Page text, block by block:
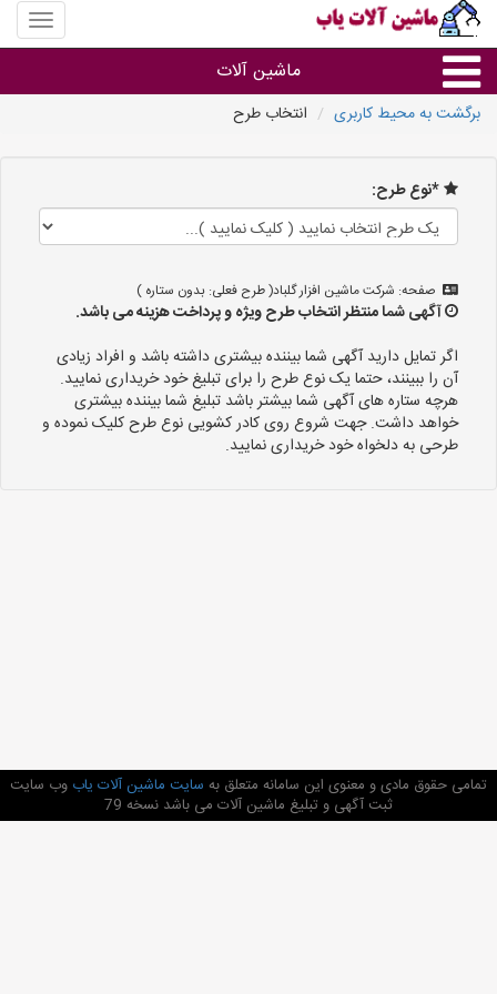
منوی
سایت
آلات
ماشین آلات
سایر گروه ها
برگشت به محیط کاربری انتخاب طرح
*نوع طرح:
صفحه: شرکت ماشین افزار گلباد( طرح فعلی: بدون ستاره )
آگهی شما منتظر انتخاب طرح ویژه و پرداخت هزینه می باشد.
اگر تمایل دارید آگهی شما بیننده بیشتری داشته باشد و افراد زیادی
آن را ببینند، حتما یک نوع طرح را برای تبلیغ خود خریداری نمایید.
هرچه ستاره های آگهی شما بیشتر باشد تبلیغ شما بیننده بیشتری
خواهد داشت. جهت شروع روی کادر کشویی نوع طرح کلیک نموده و
طرحی به دلخواه خود خریداری نمایید.
تمامی حقوق مادی و معنوی این سامانه متعلق به سایت ماشین آلات یاب وب سایت
ثبت آگهی و تبلیغ ماشین آلات می باشد نسخه 79